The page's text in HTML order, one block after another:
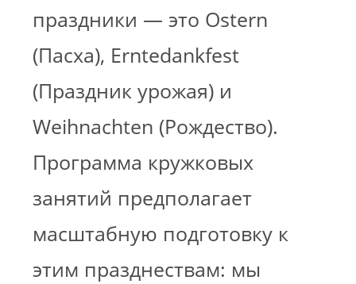
праздники — это Ostern
(Пасха), Erntedankfest
(Праздник урожая) и
Weihnachten (Рождество).
Программа кружковых
занятий предполагает
масштабную подготовку к
этим празднествам: мы